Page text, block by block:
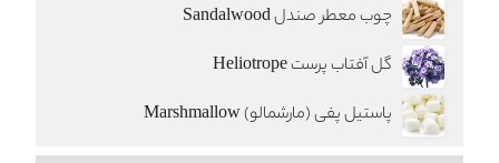
چوب معطر صندل Sandalwood
گل آفتاب پرست Heliotrope
پاستیل پفی (مارشمالو) Marshmallow